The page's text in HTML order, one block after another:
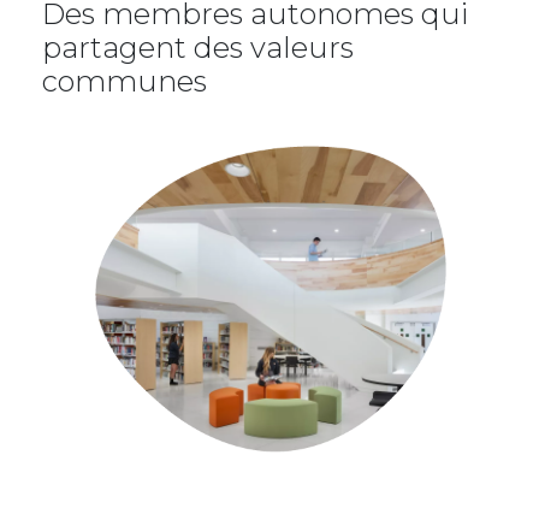
Des membres autonomes qui
partagent des valeurs
communes